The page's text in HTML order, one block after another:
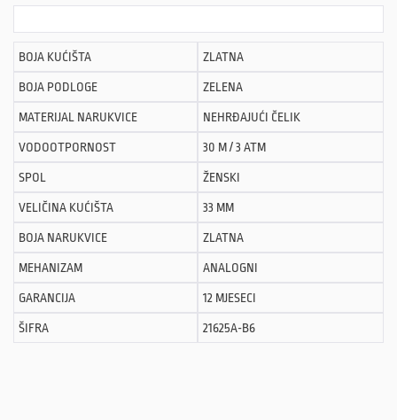
BOJA KUĆIŠTA ZLATNA
BOJA PODLOGE ZELENA
MATERIJAL NARUKVICE NEHRĐAJUĆI ČELIK
VODOOTPORNOST 30 M / 3 ATM
SPOL ŽENSKI
VELIČINA KUĆIŠTA 33 MM
BOJA NARUKVICE ZLATNA
MEHANIZAM ANALOGNI
GARANCIJA 12 MJESECI
ŠIFRA 21625A-B6